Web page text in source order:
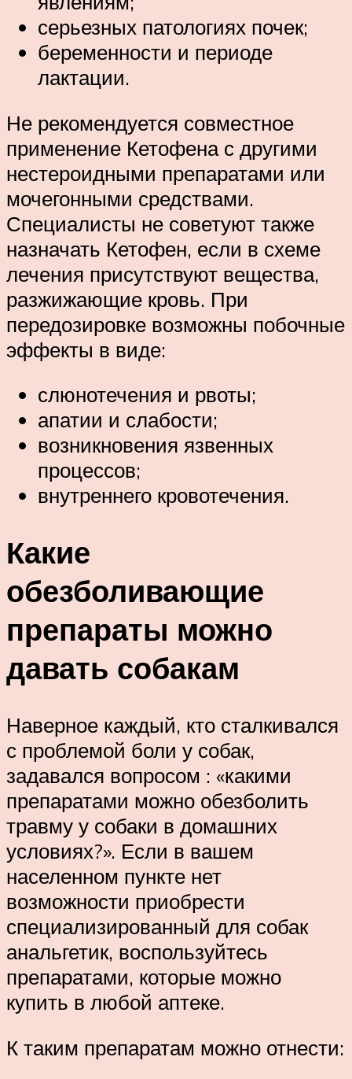
серьезных патологиях почек;
беременности и периоде
лактации.
Не рекомендуется совместное
применение Кетофена с другими
нестероидными препаратами или
мочегонными средствами.
Специалисты не советуют также
назначать Кетофен, если в схеме
лечения присутствуют вещества,
разжижающие кровь. При
передозировке возможны побочные
эффекты в виде:
слюнотечения и рвоты;
апатии и слабости;
возникновения язвенных
процессов;
внутреннего кровотечения.
Какие
обезболивающие
препараты можно
давать собакам
Наверное каждый, кто сталкивался
с проблемой боли у собак,
задавался вопросом : «какими
препаратами можно обезболить
травму у собаки в домашних
условиях?». Если в вашем
населенном пункте нет
возможности приобрести
специализированный для собак
анальгетик, воспользуйтесь
препаратами, которые можно
купить в любой аптеке.
К таким препаратам можно отнести: